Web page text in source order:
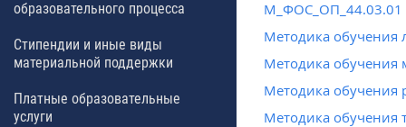
М_ФОС_ОП_44.03.01
Методика обучения
Методика обучения
Методика обучения
Методика обучения
образовательного процесса
Стипендии и иные виды
материальной поддержки
Платные образовательные
услуги